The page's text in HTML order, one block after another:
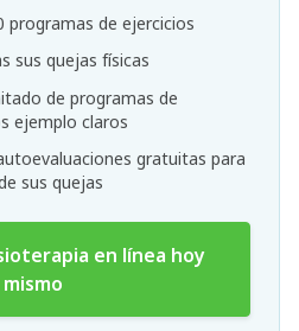
programas de ejercicios
sus quejas físicas
de programas de
ejemplo claros
gratuitas para
sus quejas
en línea hoy
mismo